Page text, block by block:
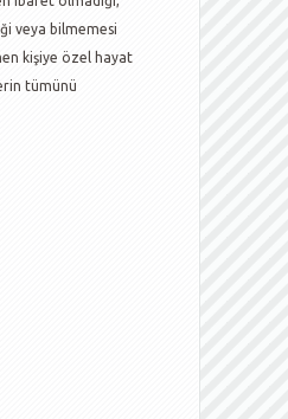
veya bilmemesi
kişiye özel hayat
tümünü